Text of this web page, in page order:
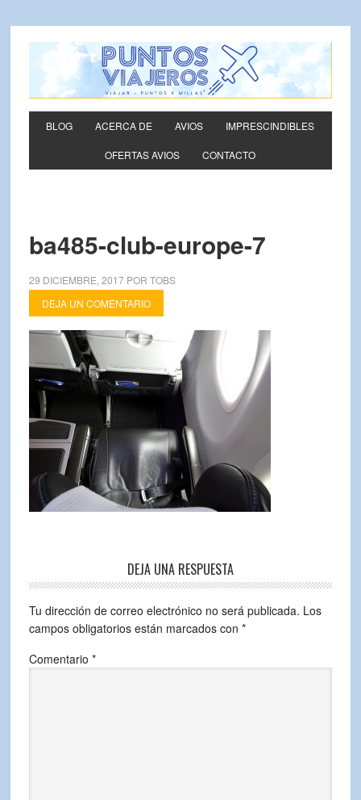
BLOG ACERCA DE AVIOS IMPRESCINDIBLES
OFERTAS AVIOS CONTACTO
ba485-club-europe-7
29 DICIEMBRE, 2017POR TOBS
DEJA UN COMENTARIO
DEJA UNA RESPUESTA
Tu dirección de correo electrónico no será publicada. Los
campos obligatorios están marcados con *
Comentario *